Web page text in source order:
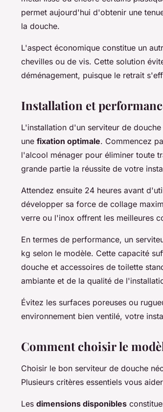
permet aujourd'hui d'obtenir une
la douche.
L'aspect économique constitue un
chevilles ou de vis. Cette solution
déménagement, puisque le retrait
Installation et
L'installation d'un serviteur de
une fixation optimale. Commencez
l'alcool ménager pour éliminer toute
grande partie la réussite de votre
Attendez ensuite 24 heures avant
développer sa force de collage
verre ou l'inox offrent les meilleures
En termes de performance, un
kg selon le modèle. Cette capacité
douche et accessoires de toilette
ambiante et de la qualité de
Évitez les surfaces poreuses ou
environnement bien ventilé, votre
Comment choisir le
Choisir le bon serviteur de douche
Plusieurs critères essentiels vous
Les dimensions disponibles